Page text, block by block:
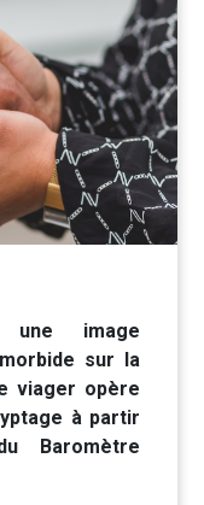
une image
sur la
viager opère
à partir
Baromètre